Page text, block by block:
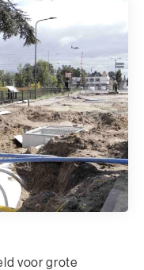
voor grote